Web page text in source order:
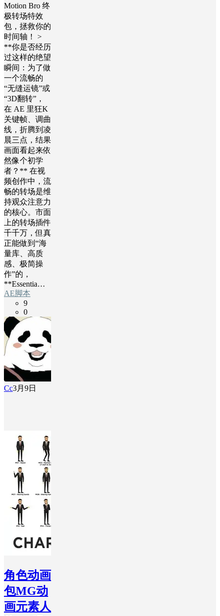
Motion Bro 终
极转场特效
包，拯救你的
时间轴！ >
**你是否经历
过这样的绝望
瞬间：为了做
一个流畅的
“无缝运镜”或
“3D翻转”，
在 AE 里狂K
关键帧、调曲
线，折腾到凌
晨三点，结果
画面看起来依
然像个初学
者？** 在视
频创作中，流
畅的转场是维
持观众注意力
的核心。市面
上的转场插件
千千万，但真
正能做到“海
量库、高质
感、极简操
作”的，
**Essentia…
AE脚本
9
0
Cc3月9日
角色动画
包MG动
画元素人